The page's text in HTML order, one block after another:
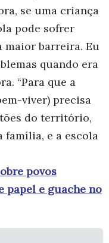
se uma criança
pode sofrer
maior barreira. Eu
quando era
“Para que a
viver) precisa
do território,
família, e a escola
povos
papel e guache no